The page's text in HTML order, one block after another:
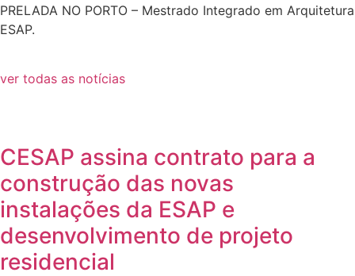
PRELADA NO PORTO – Mestrado Integrado em Arquitetura
ESAP.
ver todas as notícias
CESAP assina contrato para a
construção das novas
instalações da ESAP e
desenvolvimento de projeto
residencial